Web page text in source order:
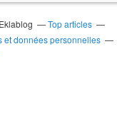
Top articles
et données personnelles